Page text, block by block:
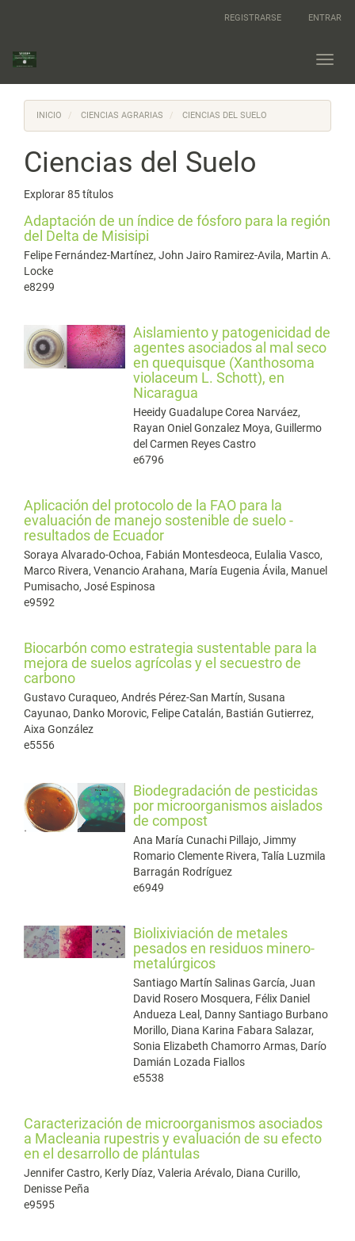
principal
Barra
lateral
REGISTRARSE ENTRAR
INICIO CIENCIAS AGRARIAS CIENCIAS DEL SUELO
Ciencias del Suelo
Explorar 85 títulos
Adaptación de un índice de fósforo para la región
del Delta de Misisipi
Felipe Fernández-Martínez, John Jairo Ramirez-Avila, Martin A.
Locke
e8299
Aislamiento y patogenicidad de
agentes asociados al mal seco
en quequisque (Xanthosoma
violaceum L. Schott), en
Nicaragua
Heeidy Guadalupe Corea Narváez,
Rayan Oniel Gonzalez Moya, Guillermo
del Carmen Reyes Castro
e6796
Aplicación del protocolo de la FAO para la
evaluación de manejo sostenible de suelo -
resultados de Ecuador
Soraya Alvarado-Ochoa, Fabián Montesdeoca, Eulalia Vasco,
Marco Rivera, Venancio Arahana, María Eugenia Ávila, Manuel
Pumisacho, José Espinosa
e9592
Biocarbón como estrategia sustentable para la
mejora de suelos agrícolas y el secuestro de
carbono
Gustavo Curaqueo, Andrés Pérez-San Martín, Susana
Cayunao, Danko Morovic, Felipe Catalán, Bastián Gutierrez,
Aixa González
e5556
Biodegradación de pesticidas
por microorganismos aislados
de compost
Ana María Cunachi Pillajo, Jimmy
Romario Clemente Rivera, Talía Luzmila
Barragán Rodríguez
e6949
Biolixiviación de metales
pesados en residuos minero-
metalúrgicos
Santiago Martín Salinas García, Juan
David Rosero Mosquera, Félix Daniel
Andueza Leal, Danny Santiago Burbano
Morillo, Diana Karina Fabara Salazar,
Sonia Elizabeth Chamorro Armas, Darío
Damián Lozada Fiallos
e5538
Caracterización de microorganismos asociados
a Macleania rupestris y evaluación de su efecto
en el desarrollo de plántulas
Jennifer Castro, Kerly Díaz, Valeria Arévalo, Diana Curillo,
Denisse Peña
e9595